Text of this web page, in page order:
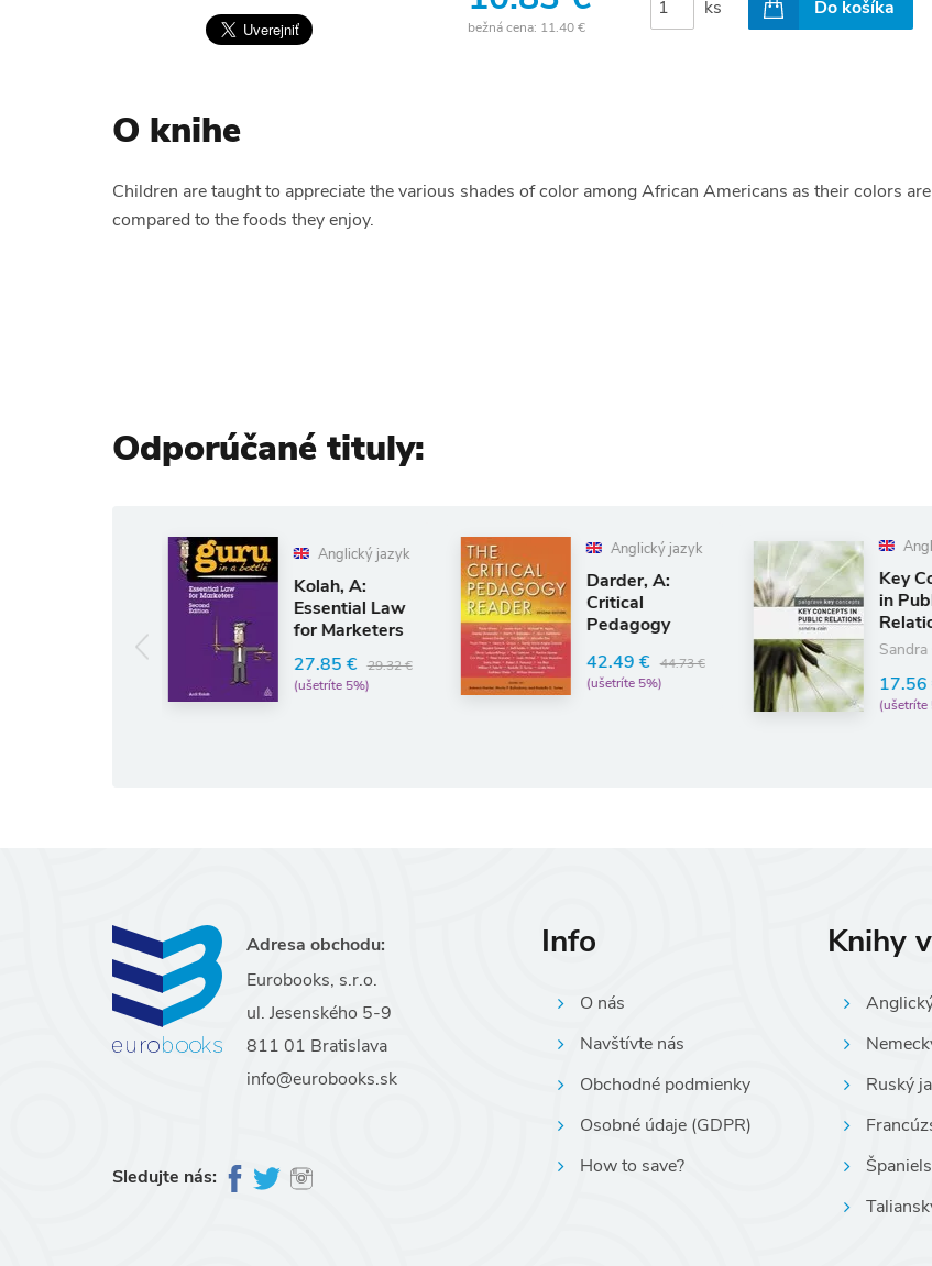
bežná cena: 11.40 €
ks Do košíka
O knihe
Children are taught to appreciate the various shades of color among African Americans as their colors are
compared to the foods they enjoy.
Odporúčané tituly:
Anglický jazyk
Kolah, A:
Essential Law
for Marketers
27.85 €
29.32 €
Anglický jazyk
Darder, A:
Critical
Pedagogy
Reader
42.49 € 44.73 €
(ušetríte 5%)
Anglický jazyk
Key Concepts
in Public
Sandra Cain
17.56 € 18.48 €
(ušetríte 5%)
Adresa obchodu:
Eurobooks, s.r.o.
ul. Jesenského 5-9
811 01 Bratislava
info@eurobooks.sk
Sledujte nás:
Info
O nás
Navštívte nás
Obchodné podmienky
Osobné údaje (GDPR)
How to save?
Knihy
Ruský